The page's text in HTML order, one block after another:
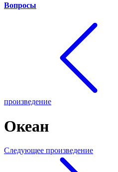
Вопросы
произведение
Океан
Следующее произведение